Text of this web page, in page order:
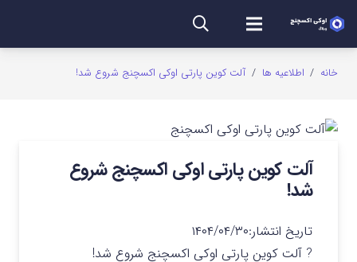
خانه / اطلاعیه ها / آلت کوین پارتی اوکی اکسچنج شروع شد!
آلت کوین پارتی اوکی اکسچنج شروع
شد!
تاریخ انتشار:۱۴۰۴/۰۴/۳۰
? آلت کوین پارتی اوکی اکسچنج شروع شد!